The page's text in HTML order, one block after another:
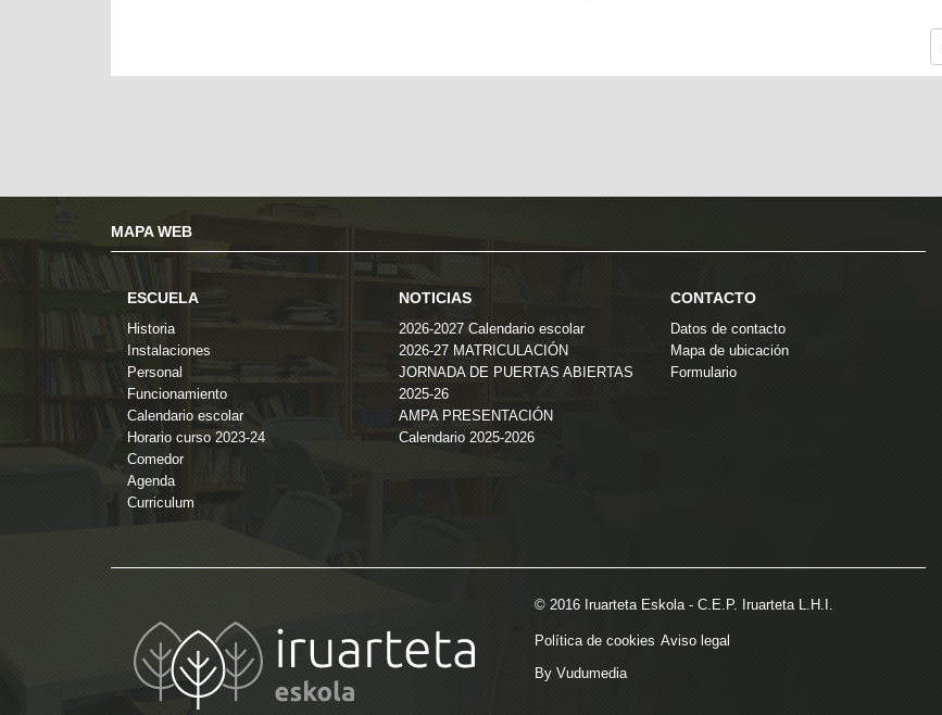
MAPA WEB
ESCUELA
Historia
Instalaciones
Personal
Funcionamiento
Calendario escolar
Horario curso 2023-24
Comedor
Agenda
Curriculum
NOTICIAS
2026-2027 Calendario escolar
2026-27 MATRICULACIÓN
JORNADA DE PUERTAS ABIERTAS
2025-26
AMPA PRESENTACIÓN
Calendario 2025-2026
CONTACTO
Datos de contacto
Mapa de ubicación
Formulario
© 2016 Iruarteta Eskola - C.E.P. Iruarteta L.H.I.
Política de cookies Aviso legal
By Vudumedia